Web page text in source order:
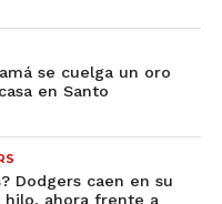
se cuelga un oro
en Santo
Dodgers caen en su
ahora frente a